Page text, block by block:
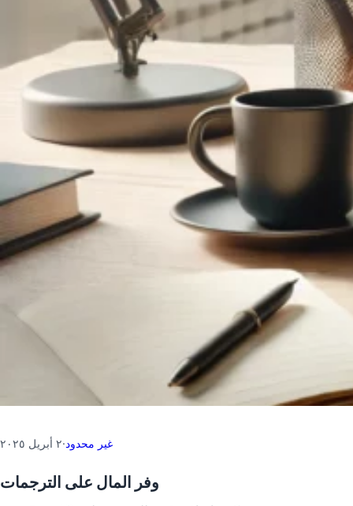
٢ أبريل ٢٠٢٥·غير محدود
وفر المال على الترجمات